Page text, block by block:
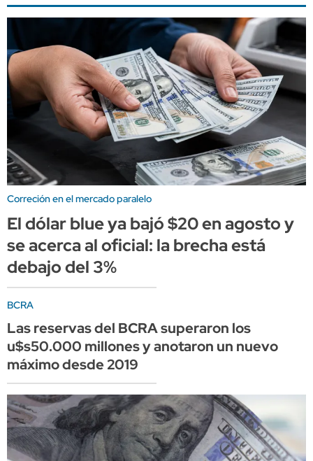
Correción en el mercado paralelo
El dólar blue ya bajó $20 en agosto y
se acerca al oficial: la brecha está
debajo del 3%
BCRA
Las reservas del BCRA superaron los
u$s50.000 millones y anotaron un nuevo
máximo desde 2019